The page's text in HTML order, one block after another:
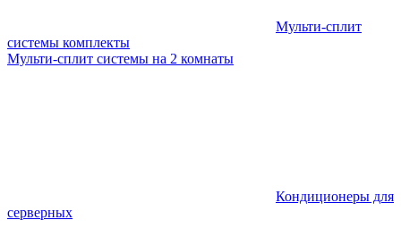
Мульти-сплит
системы комплекты
Мульти-сплит системы на 2 комнаты
Кондиционеры для
серверных